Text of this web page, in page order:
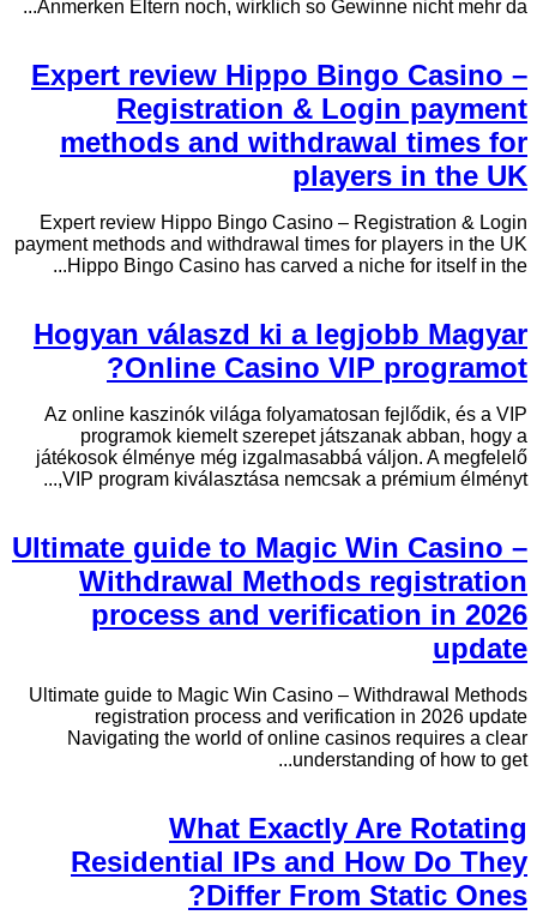
Anmerken Eltern noch, wirklich so Gewinne nicht mehr da...
Expert review Hippo Bingo Casino –
Registration & Login payment
methods and withdrawal times for
players in the UK
Expert review Hippo Bingo Casino – Registration & Login
payment methods and withdrawal times for players in the UK
Hippo Bingo Casino has carved a niche for itself in the...
Hogyan válaszd ki a legjobb Magyar
Online Casino VIP programot?
Az online kaszinók világa folyamatosan fejlődik, és a VIP
programok kiemelt szerepet játszanak abban, hogy a
játékosok élménye még izgalmasabbá váljon. A megfelelő
VIP program kiválasztása nemcsak a prémium élményt,...
Ultimate guide to Magic Win Casino –
Withdrawal Methods registration
process and verification in 2026
update
Ultimate guide to Magic Win Casino – Withdrawal Methods
registration process and verification in 2026 update
Navigating the world of online casinos requires a clear
understanding of how to get...
What Exactly Are Rotating
Residential IPs and How Do They
Differ From Static Ones?